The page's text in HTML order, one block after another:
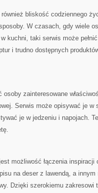
bliskość codziennego
W czasach, gdy wiele
kuchni, taki serwis może
i trudno dostępnych
zainteresowane
Serwis może opisywać je w
je w jedzeniu i napojach.
możliwość łączenia
na deser z lawendą, a
Dzięki szerokiemu zakresowi